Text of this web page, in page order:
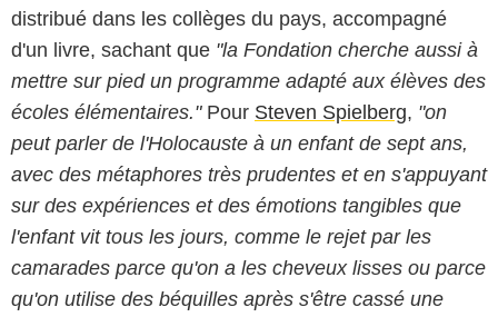
distribué dans les collèges du pays, accompagné
d'un livre, sachant que "la Fondation cherche aussi à
mettre sur pied un programme adapté aux élèves des
écoles élémentaires."Pour Steven Spielberg, "on
peut parler de l'Holocauste à un enfant de sept ans,
avec des métaphores très prudentes et en s'appuyant
sur des expériences et des émotions tangibles que
l'enfant vit tous les jours, comme le rejet par les
camarades parce qu'on a les cheveux lisses ou parce
qu'on utilise des béquilles après s'être cassé une